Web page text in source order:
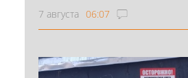
7 августа 06:07